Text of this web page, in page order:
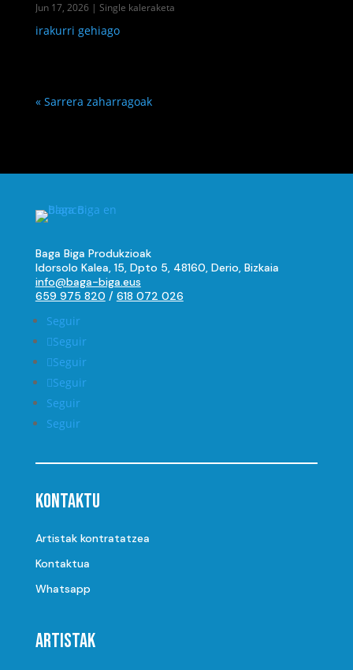
Jun 17, 2026 | Single kaleraketa
irakurri gehiago
« Sarrera zaharragoak
Baga Biga Produkzioak
Idorsolo Kalea, 15, Dpto 5, 48160, Derio, Bizkaia
info@baga-biga.eus
659 975 820 / 618 072 026
Seguir
Seguir
Seguir
Seguir
Seguir
Seguir
Kontaktu
Artistak kontratatzea
Kontaktua
Whatsapp
Artistak